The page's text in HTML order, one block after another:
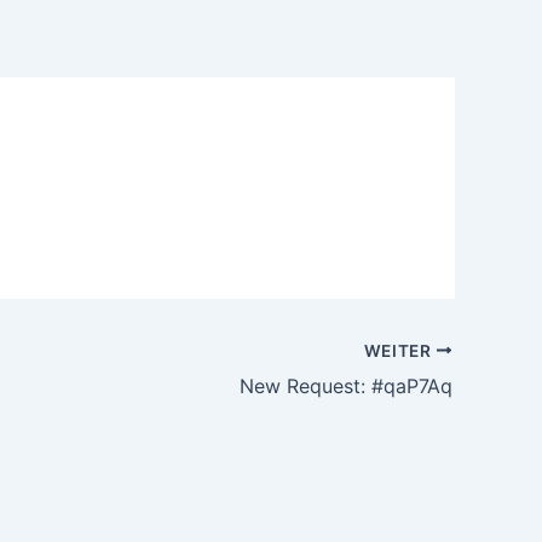
WEITER
New Request: #qaP7Aq